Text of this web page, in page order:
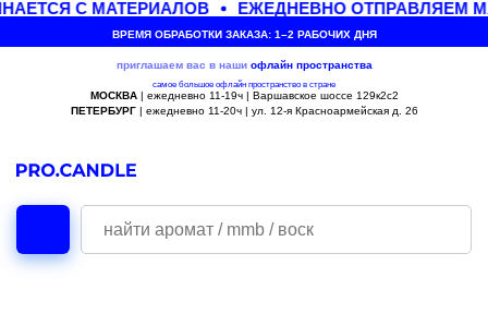
С МАТЕРИАЛОВ ЕЖЕДНЕВНО ОТПРАВЛЯЕМ
ВРЕМЯ ОБРАБОТКИ ЗАКАЗА: 1–2 РАБОЧИХ ДНЯ
приглашаем вас в наши офлайн пространства
самое большое офлайн пространство в стране
МОСКВА| ежедневно 11-19ч | Варшавское шоссе 129к2с2
ПЕТЕРБУРГ| ежедневно 11-20ч | ул. 12-я Красноармейская д. 26